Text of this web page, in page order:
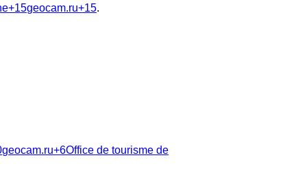
+15geocam.ru+15.
geocam.ru+6Office de tourisme de